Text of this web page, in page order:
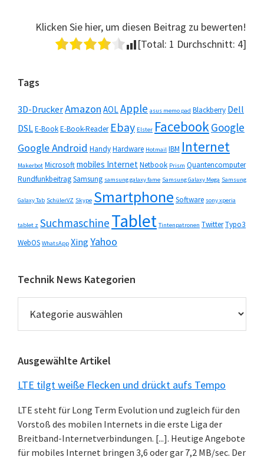
Klicken Sie hier, um diesen Beitrag zu bewerten!
[Total: 1 Durchschnitt: 4]
Seitenspalte
Tags
3D-DruckerAmazon AOLApple asus memo pad Blackberry Dell
DSLE-BookE-Book-Reader Ebay Elster FacebookGoogle
Google Android HandyHardware Hotmail IBM Internet
Makerbot Microsoftmobiles InternetNetbook Prism Quantencomputer
RundfunkbeitragSamsung samsung galaxy fame Samsung Galaxy Mega Samsung
Galaxy Tab SchülerVZ Skype Smartphone Software sony xperia
tablet z Suchmaschine Tablet Tintenpatronen TwitterTypo3
WebOS WhatsApp XingYahoo
Technik News Kategorien
News
Kategorien
Ausgewählte Artikel
LTE tilgt weiße Flecken und drückt aufs Tempo
LTE steht für Long Term Evolution und zugleich für den
Vorstoß des mobilen Internets in die erste Liga der
Breitband-Internetverbindungen. [...]. Heutige Angebote
für mobiles Internet bringen 3,6 oder gar 7,2 MB/sec. Der